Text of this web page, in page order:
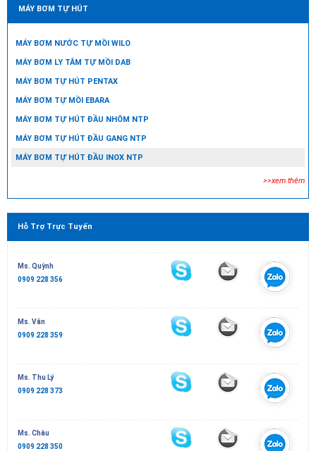
MÁY BƠM TỰ HÚT
MÁY BƠM NƯỚC TỰ MỒI WILO
MÁY BƠM LY TÂM TỰ MỒI DAB
MÁY BƠM TỰ HÚT PENTAX
MÁY BƠM TỰ MỒI EBARA
MÁY BƠM TỰ HÚT ĐẦU NHÔM NTP
MÁY BƠM TỰ HÚT ĐẦU GANG NTP
MÁY BƠM TỰ HÚT ĐẦU INOX NTP
>>xem thêm
Hỗ Trợ Trực Tuyến
Ms. Quỳnh
0909 228 356
Ms. Vân
0909 228 359
Ms. Thu Lý
0909 228 373
Ms. Châu
0909 228 350